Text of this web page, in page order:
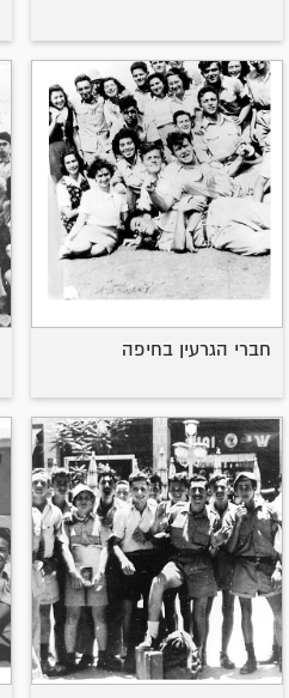
חברי הגרעין בחיפה